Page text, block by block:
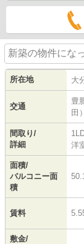
新築の物件にな
所在地 大
交通
豊
田
間取り/
詳細
洋
面積/
バルコニー面
積
賃料
敷金/